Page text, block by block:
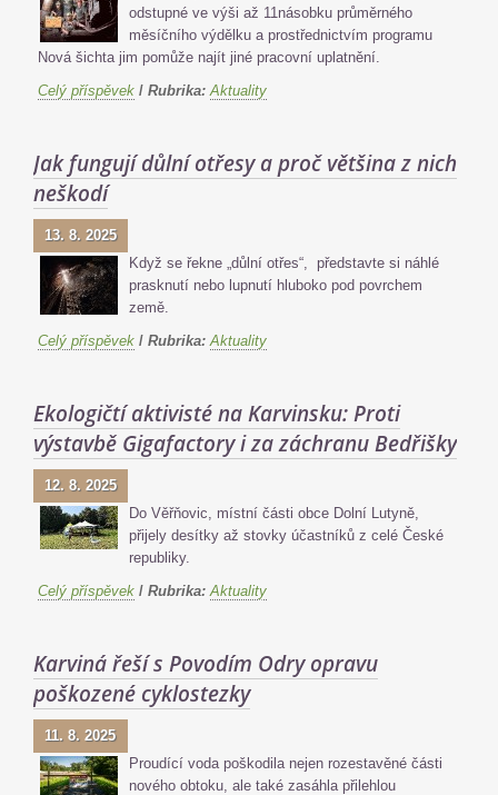
odstupné ve výši až 11násobku průměrného
měsíčního výdělku a prostřednictvím programu
Nová šichta jim pomůže najít jiné pracovní uplatnění.
Celý příspěvek / Rubrika: Aktuality
Jak fungují důlní otřesy a proč většina z nich
neškodí
13. 8. 2025
Když se řekne „důlní otřes“, představte si náhlé
prasknutí nebo lupnutí hluboko pod povrchem
země.
Celý příspěvek / Rubrika: Aktuality
Ekologičtí aktivisté na Karvinsku: Proti
výstavbě Gigafactory i za záchranu Bedřišky
12. 8. 2025
Do Věřňovic, místní části obce Dolní Lutyně,
přijely desítky až stovky účastníků z celé České
republiky.
Celý příspěvek / Rubrika: Aktuality
Karviná řeší s Povodím Odry opravu
poškozené cyklostezky
11. 8. 2025
Proudící voda poškodila nejen rozestavěné části
nového obtoku, ale také zasáhla přilehlou